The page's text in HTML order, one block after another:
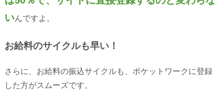
いんですよ。
お給料のサイクルも早い！
さらに、お給料の振込サイクルも、ポケットワークに登録
した方がスムーズです。